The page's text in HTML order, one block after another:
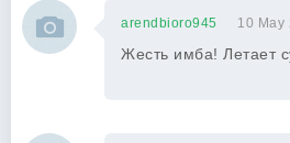
arendbioro945 10 May
Жесть имба! Летает